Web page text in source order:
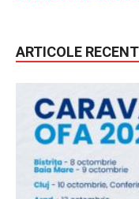
ARTICOLE